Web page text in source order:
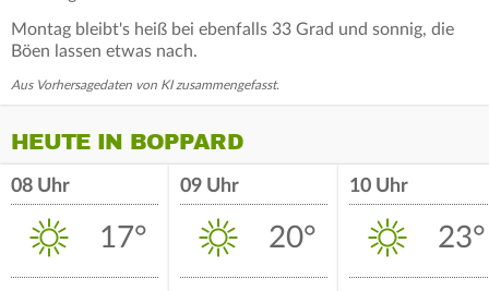
Montag bleibt's heiß bei ebenfalls 33 Grad und sonnig, die
Böen lassen etwas nach.
Aus Vorhersagedaten von KI zusammengefasst.
HEUTE IN BOPPARD
08 Uhr
17°
09 Uhr
20°
10 Uhr
23°